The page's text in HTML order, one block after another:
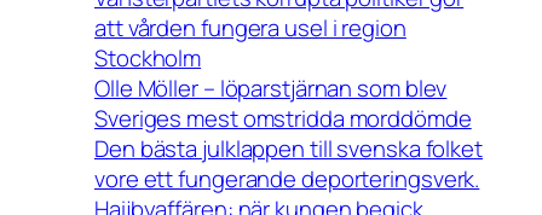
att vården fungera usel i region
Stockholm
Olle Möller – löparstjärnan som blev
Sveriges mest omstridda morddömde
Den bästa julklappen till svenska folket
vore ett fungerande deporteringsverk.